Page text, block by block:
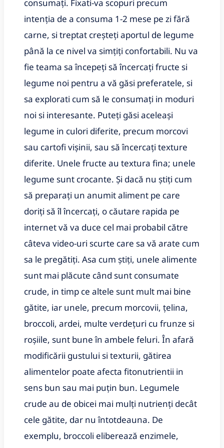
consumați. Fixati-va scopuri precum
intenția de a consuma 1-2 mese pe zi fără
carne, si treptat creșteți aportul de legume
până la ce nivel va simțiți confortabili. Nu va
fie teama sa începeți să încercați fructe si
legume noi pentru a vă găsi preferatele, si
sa explorati cum să le consumați in moduri
noi si interesante. Puteți găsi aceleași
legume in culori diferite, precum morcovi
sau cartofi vișinii, sau să încercați texture
diferite. Unele fructe au textura fina; unele
legume sunt crocante. Și dacă nu știți cum
să preparați un anumit aliment pe care
doriți să îl încercați, o căutare rapida pe
internet vă va duce cel mai probabil către
câteva video-uri scurte care sa vă arate cum
sa le pregătiți. Asa cum știți, unele alimente
sunt mai plăcute când sunt consumate
crude, in timp ce altele sunt mult mai bine
gătite, iar unele, precum morcovii, țelina,
broccoli, ardei, multe verdețuri cu frunze si
roșiile, sunt bune în ambele feluri. În afară
modificării gustului si texturii, gătirea
alimentelor poate afecta fitonutrientii in
sens bun sau mai puțin bun. Legumele
crude au de obicei mai mulți nutrienți decât
cele gătite, dar nu întotdeauna. De
exemplu, broccoli eliberează enzimele,